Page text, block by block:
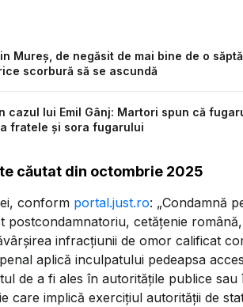
Mureș, de negăsit de mai bine de o
scorbură să se ascundă
cazul lui Emil Gânj: Martori spun că
fratele și sora fugarului
căutat din octombrie 2025
conform portal.just.ro: „Condamnă
postcondamnatoriu, cetățenie
infracțiunii de omor calificat
aplică inculpatului pedeapsa
de a fi ales în autoritățile publice
care implică exercițiul autorității de